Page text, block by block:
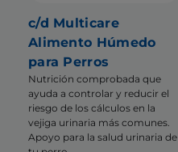
c/d Multicare
Alimento Húmedo
para Perros
Nutrición comprobada que
ayuda a controlar y reducir el
riesgo de los cálculos en la
vejiga urinaria más comunes.
Apoyo para la salud urinaria de